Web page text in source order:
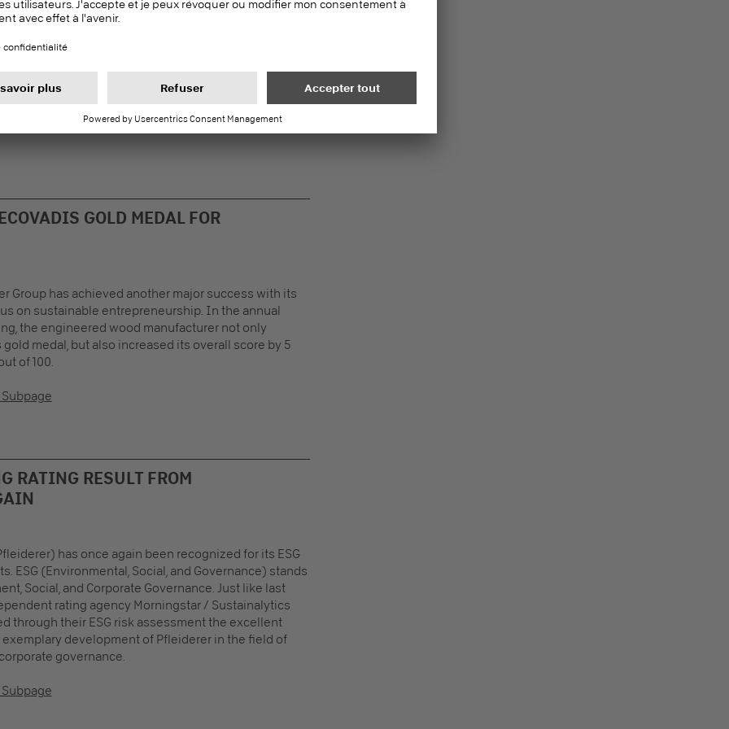
been made. Pfleiderer wins the German
crowning a year that was full of awards for the
activities.
GOLD MEDAL FOR
Group has achieved another major success with its
on sustainable entrepreneurship. In the annual
the engineered wood manufacturer not only
medal, but also increased its overall score by 5
of 100.
RATING RESULT FROM
has once again been recognized for its ESG
ESG (Environmental, Social, and Governance) stands
Social, and Corporate Governance. Just like last
rating agency Morningstar / Sustainalytics
through their ESG risk assessment the excellent
development of Pfleiderer in the field of
governance.